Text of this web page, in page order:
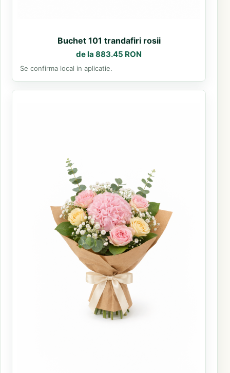
Buchet 101 trandafiri rosii
de la 883.45 RON
Se confirma local in aplicatie.